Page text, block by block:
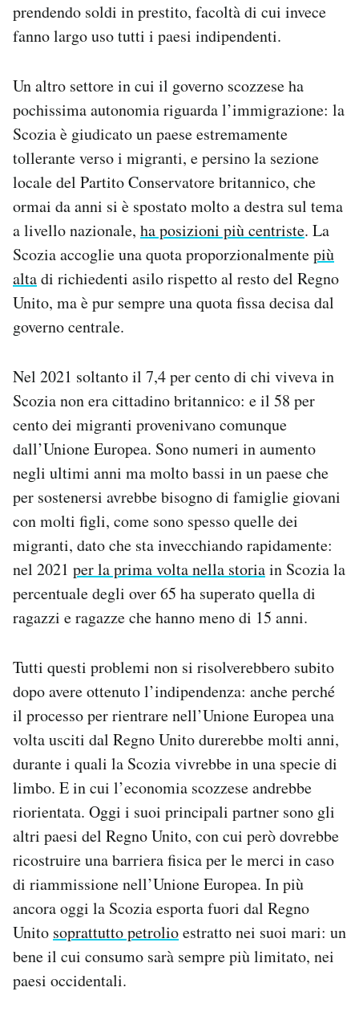
prendendo soldi in prestito, facoltà di cui invece
fanno largo uso tutti i paesi indipendenti.
Un altro settore in cui il governo scozzese ha
pochissima autonomia riguarda l’immigrazione: la
Scozia è giudicato un paese estremamente
tollerante verso i migranti, e persino la sezione
locale del Partito Conservatore britannico, che
ormai da anni si è spostato molto a destra sul tema
a livello nazionale, ha posizioni più centriste. La
Scozia accoglie una quota proporzionalmentepiù
altadi richiedenti asilo rispetto al resto del Regno
Unito, ma è pur sempre una quota fissa decisa dal
governo centrale.
Nel 2021 soltanto il 7,4 per cento di chi viveva in
Scozia non era cittadino britannico: e il 58 per
cento dei migranti provenivano comunque
dall’Unione Europea. Sono numeri in aumento
negli ultimi anni ma molto bassi in un paese che
per sostenersi avrebbe bisogno di famiglie giovani
con molti figli, come sono spesso quelle dei
migranti, dato che sta invecchiando rapidamente:
nel 2021 per la prima volta nella storiain Scozia la
percentuale degli over 65 ha superato quella di
ragazzi e ragazze che hanno meno di 15 anni.
Tutti questi problemi non si risolverebbero subito
dopo avere ottenuto l’indipendenza: anche perché
il processo per rientrare nell’Unione Europea una
volta usciti dal Regno Unito durerebbe molti anni,
durante i quali la Scozia vivrebbe in una specie di
limbo. E in cui l’economia scozzese andrebbe
riorientata. Oggi i suoi principali partner sono gli
altri paesi del Regno Unito, con cui però dovrebbe
ricostruire una barriera fisica per le merci in caso
di riammissione nell’Unione Europea. In più
ancora oggi la Scozia esporta fuori dal Regno
Unito soprattutto petrolioestratto nei suoi mari: un
bene il cui consumo sarà sempre più limitato, nei
paesi occidentali.